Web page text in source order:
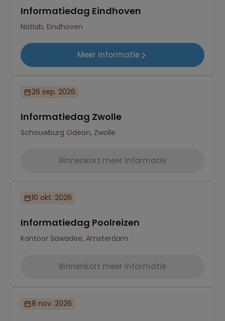
Informatiedag Eindhoven
Natlab, Eindhoven
Meer informatie
26 sep. 2026
Informatiedag Zwolle
Schouwburg Odeon, Zwolle
Binnenkort meer informatie
10 okt. 2026
Informatiedag Poolreizen
Kantoor Sawadee, Amsterdam
Binnenkort meer informatie
8 nov. 2026